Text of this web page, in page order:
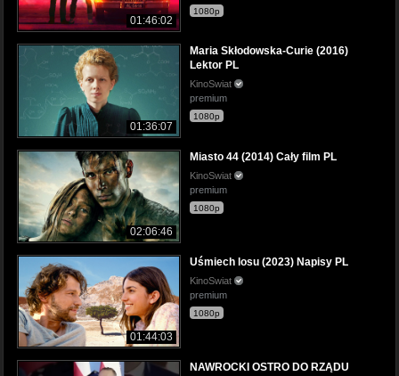
01:46:02
1080p
01:36:07
Maria Skłodowska-Curie (2016)
Lektor PL
KinoSwiat
premium
1080p
02:06:46
Miasto 44 (2014) Cały film PL
KinoSwiat
premium
1080p
01:44:03
Uśmiech losu (2023) Napisy PL
KinoSwiat
premium
1080p
NAWROCKI OSTRO DO RZĄDU